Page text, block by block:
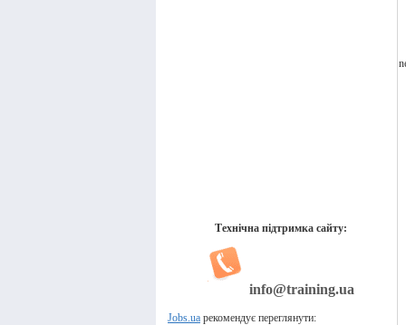
Технічна підтримка сайту:
info@training.ua
Jobs.ua рекомендує переглянути: